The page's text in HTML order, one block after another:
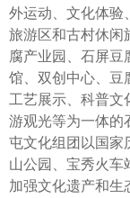
外运动、文化体验
旅游区和古村休闲
腐产业园、石屏豆
馆、双创中心、豆
工艺展示、科普文
游观光等为一体的
屯文化组团以国家
山公园、宝秀火车
加强文化遗产和生